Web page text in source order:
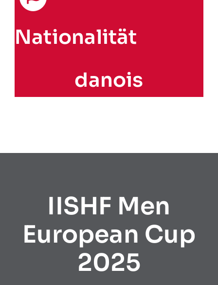
Nationalität
danois
IISHF Men
European Cup
2025